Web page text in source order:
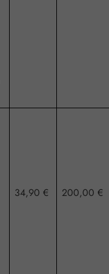
34,90 € 200,00 €